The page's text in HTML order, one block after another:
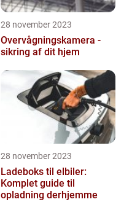
28 november 2023
Overvågningskamera -
sikring af dit hjem
28 november 2023
Ladeboks til elbiler:
Komplet guide til
opladning derhjemme